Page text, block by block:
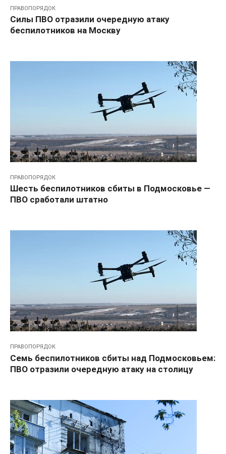
ПРАВОПОРЯДОК
Силы ПВО отразили очередную атаку
беспилотников на Москву
ПРАВОПОРЯДОК
Шесть беспилотников сбиты в Подмосковье —
ПВО сработали штатно
ПРАВОПОРЯДОК
Семь беспилотников сбиты над Подмосковьем:
ПВО отразили очередную атаку на столицу